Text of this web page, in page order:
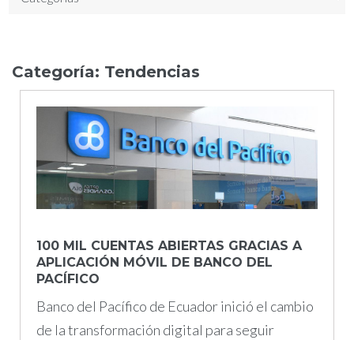
Categoría: Tendencias
Día:
10
de
octubre
de
2019
100 MIL CUENTAS ABIERTAS GRACIAS A
APLICACIÓN MÓVIL DE BANCO DEL
PACÍFICO
Banco del Pacífico de Ecuador inició el cambio
de la transformación digital para seguir